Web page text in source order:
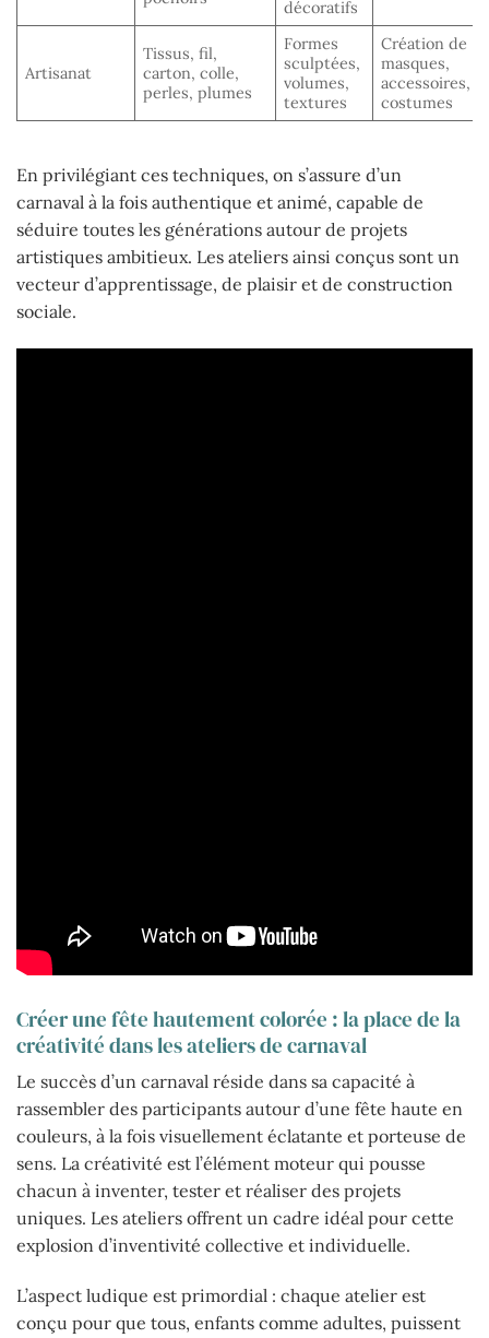
décoratifs
Artisanat
Tissus, fil,
carton, colle,
perles, plumes
Formes
sculptées,
volumes,
textures
Création de
masques,
accessoires,
costumes
En privilégiant ces techniques, on s’assure d’un
carnaval à la fois authentique et animé, capable de
séduire toutes les générations autour de projets
artistiques ambitieux. Les ateliers ainsi conçus sont un
vecteur d’apprentissage, de plaisir et de construction
sociale.
Créer une fête hautement colorée : la place de la
créativité dans les ateliers de carnaval
Le succès d’un carnaval réside dans sa capacité à
rassembler des participants autour d’une fête haute en
couleurs, à la fois visuellement éclatante et porteuse de
sens. La créativité est l’élément moteur qui pousse
chacun à inventer, tester et réaliser des projets
uniques. Les ateliers offrent un cadre idéal pour cette
explosion d’inventivité collective et individuelle.
L’aspect ludique est primordial : chaque atelier est
conçu pour que tous, enfants comme adultes, puissent